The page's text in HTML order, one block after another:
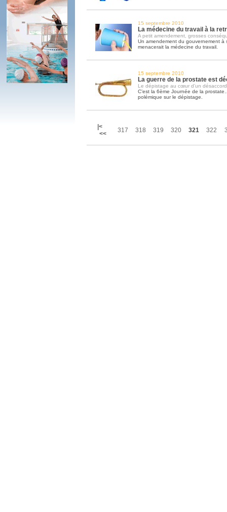
15 septembre 2010
La médecine du travail à la
A petit amendement, grosses
Un amendement du gouvernement à
menacerait la médecine du travail.
15 septembre 2010
La guerre de la prostate est
Le dépistage au cœur d’un
C’est la 6ème Journée de la
polémique sur le dépistage.
|<
<<
317 318 319 320 321 322